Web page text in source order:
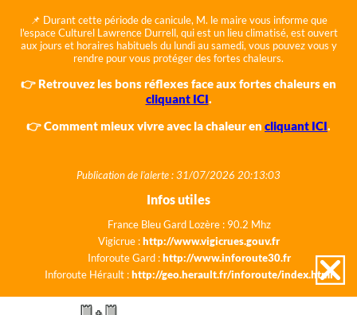
📌 Durant cette période de canicule, M. le maire vous informe que
l'espace Culturel Lawrence Durrell, qui est un lieu climatisé, est ouvert
aux jours et horaires habituels du lundi au samedi, vous pouvez vous y
rendre pour vous protéger des fortes chaleurs.
👉 Retrouvez les bons réflexes face aux fortes chaleurs en
cliquant ICI.
👉 Comment mieux vivre avec la chaleur en cliquant ICI.
Publication de l'alerte : 31/07/2026 20:13:03
Infos utiles
France Bleu Gard Lozère : 90.2 Mhz
Vigicrue :http://www.vigicrues.gouv.fr
Inforoute Gard :http://www.inforoute30.fr
Inforoute Hérault :http://geo.herault.fr/inforoute/index.html